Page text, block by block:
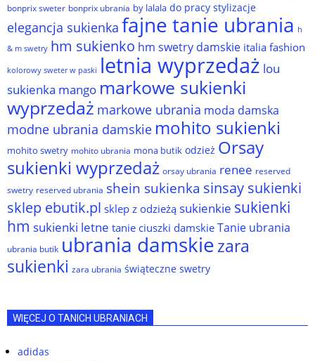
bonprix sweter bonprix ubrania by lalala do pracy stylizacje
elegancja sukienka fajne tanie ubrania h
& m swetry hm sukienko hm swetry damskie italia fashion
kolorowy sweter w paski letnia wyprzedaż lou
sukienka mango markowe sukienki
wyprzedaż markowe ubrania moda damska
modne ubrania damskie mohito sukienki
mohito swetry mohito ubrania mona butik odzież Orsay
sukienki wyprzedaż orsay ubrania renee reserved
swetry reserved ubrania shein sukienka sinsay sukienki
sklep ebutik.pl sklep z odzieżą sukienkie sukienki
hm sukienki letne tanie ciuszki damskie Tanie ubrania
ubrania butik ubrania damskiezara
sukienki zara ubrania świąteczne swetry
WIĘCEJ O TANICH UBRANIACH
adidas